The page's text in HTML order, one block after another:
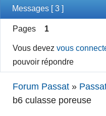
Messages [ 3 ]
Pages 1
Vous devezvous
pouvoir répondre
Forum Passat »
b6 culasse poreuse